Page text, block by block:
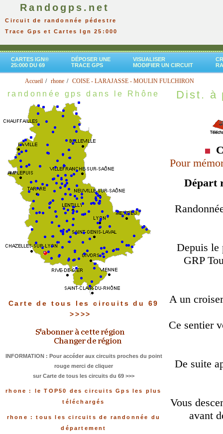
Randogps.net
Circuit de randonnée pédestre
Trace Gps et Cartes Ign 25:000
CARTES IGN®
25:000 DU 69
DÉPOSER UNE
TRACE GPS
VISUALISER
MODIFIER UN CIRCUIT
Accueil rhone COISE - LARAJASSE - MOULIN FULCHIRON
randonnée gps dans le Rhône
Carte de tous les circuits du 69
>>>>
INFORMATION : Pour accéder aux circuits proches du point
rouge merci de cliquer
sur Carte de tous les circuits du 69 >>>
rhone : le TOP50 des circuits Gps les plus
téléchargés
rhone : tous les circuits de randonnée du
département
Dist. à
Pour
Départ
Depuis le
GRP
A un
Ce sentier
De suite
Vous
avant